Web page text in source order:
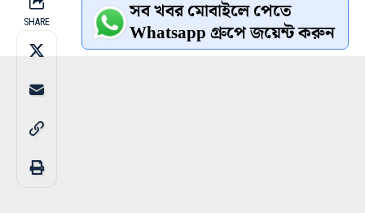
SHARE সব খবর মোবাইলে পেতে
Whatsapp গ্রুপে জয়েন্ট করুন